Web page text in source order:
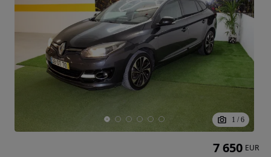
1 / 6
7 650 EUR